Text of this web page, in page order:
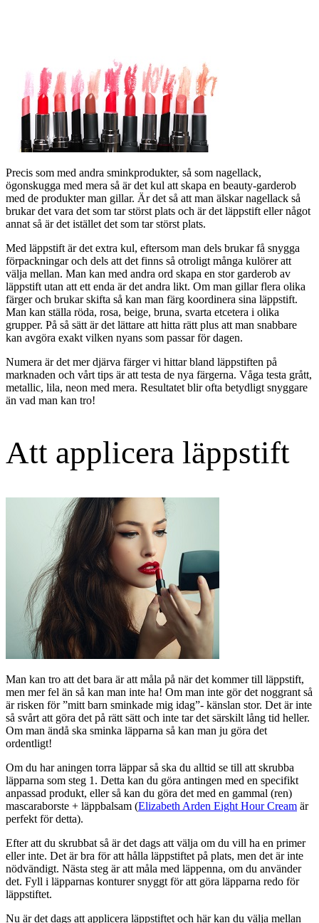
Precis som med andra sminkprodukter, så som nagellack,
ögonskugga med mera så är det kul att skapa en beauty-garderob
med de produkter man gillar. Är det så att man älskar nagellack så
brukar det vara det som tar störst plats och är det läppstift eller något
annat så är det istället det som tar störst plats.
Med läppstift är det extra kul, eftersom man dels brukar få snygga
förpackningar och dels att det finns så otroligt många kulörer att
välja mellan. Man kan med andra ord skapa en stor garderob av
läppstift utan att ett enda är det andra likt. Om man gillar flera olika
färger och brukar skifta så kan man färg koordinera sina läppstift.
Man kan ställa röda, rosa, beige, bruna, svarta etcetera i olika
grupper. På så sätt är det lättare att hitta rätt plus att man snabbare
kan avgöra exakt vilken nyans som passar för dagen.
Numera är det mer djärva färger vi hittar bland läppstiften på
marknaden och vårt tips är att testa de nya färgerna. Våga testa grått,
metallic, lila, neon med mera. Resultatet blir ofta betydligt snyggare
än vad man kan tro!
Att applicera läppstift
Man kan tro att det bara är att måla på när det kommer till läppstift,
men mer fel än så kan man inte ha! Om man inte gör det noggrant så
är risken för ”mitt barn sminkade mig idag”- känslan stor. Det är inte
så svårt att göra det på rätt sätt och inte tar det särskilt lång tid heller.
Om man ändå ska sminka läpparna så kan man ju göra det
ordentligt!
Om du har aningen torra läppar så ska du alltid se till att skrubba
läpparna som steg 1. Detta kan du göra antingen med en specifikt
anpassad produkt, eller så kan du göra det med en gammal (ren)
mascaraborste + läppbalsam (Elizabeth Arden Eight Hour Cream är
perfekt för detta).
Efter att du skrubbat så är det dags att välja om du vill ha en primer
eller inte. Det är bra för att hålla läppstiftet på plats, men det är inte
nödvändigt. Nästa steg är att måla med läppenna, om du använder
det. Fyll i läpparnas konturer snyggt för att göra läpparna redo för
läppstiftet.
Nu är det dags att applicera läppstiftet och här kan du välja mellan